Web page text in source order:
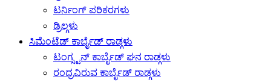
ಟರ್ನಿಂಗ್ ಪರಿಕರಗಳು
ಡ್ರಿಲ್ಗಳು
ಸಿಮೆಂಟೆಡ್ ಕಾರ್ಬೈಡ್ ರಾಡ್ಗಳು
ಟಂಗ್ಸ್ಟನ್ ಕಾರ್ಬೈಡ್ ಘನ ರಾಡ್ಗಳು
ರಂಧ್ರವಿರುವ ಕಾರ್ಬೈಡ್ ರಾಡ್ಗಳು